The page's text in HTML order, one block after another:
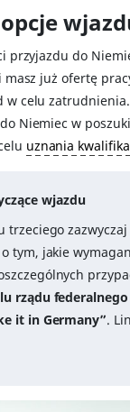
przyjazdu do
masz już ofertę
w celu
Niemiec w
uznania
wjazdu
trzeciego
tym, jakie
rządu
it in Germany”.